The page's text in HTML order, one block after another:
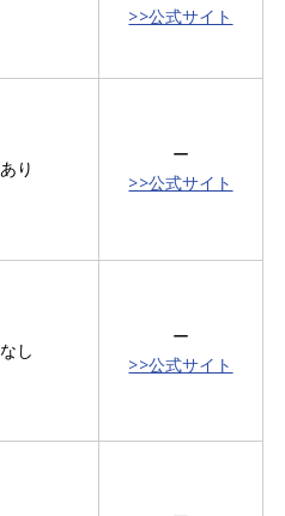
>>公式サイト
あり
ー
>>公式サイト
なし
ー
>>公式サイト